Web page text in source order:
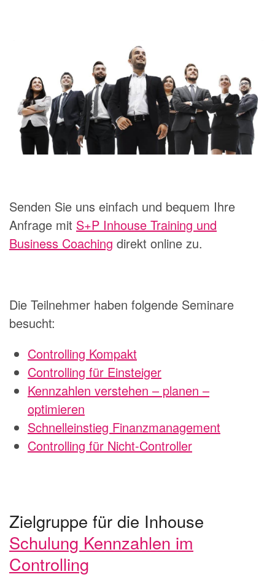
Senden Sie uns einfach und bequem Ihre
Anfrage mit S+P Inhouse Training und
Business Coaching direkt online zu.
Die Teilnehmer haben folgende Seminare
besucht:
Controlling Kompakt
Controlling für Einsteiger
Kennzahlen verstehen – planen –
optimieren
Schnelleinstieg Finanzmanagement
Controlling für Nicht-Controller
Zielgruppe für die Inhouse
Schulung Kennzahlen im
Controlling